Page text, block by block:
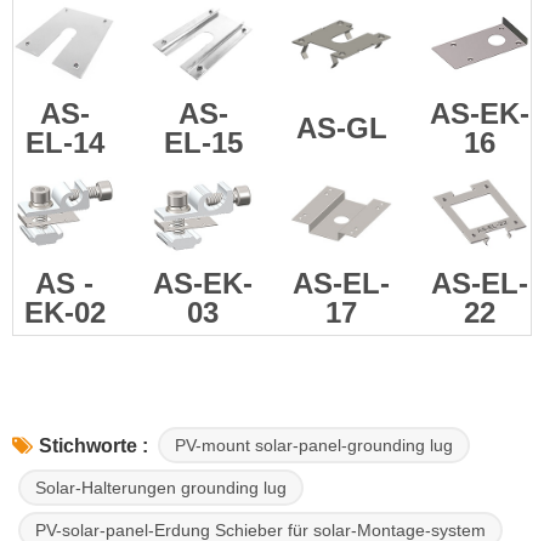
AS-
EL-14
AS-
EL-15
AS-GL
AS-EK-
16
AS -
EK-02
AS-EK-
03
AS-EL-
17
AS-EL-
22
Stichworte : PV-mount solar-panel-grounding lug
Solar-Halterungen grounding lug
PV-solar-panel-Erdung Schieber für solar-Montage-system